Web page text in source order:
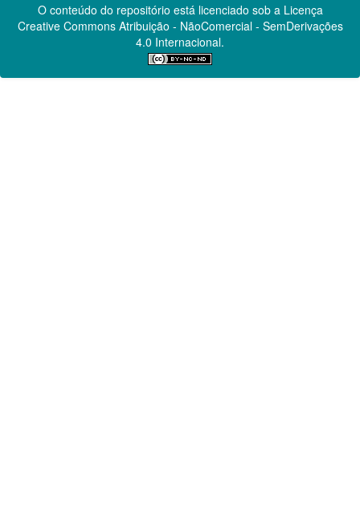
O conteúdo do repositório está licenciado sob a Licença
Creative CommonsAtribuição - NãoComercial - SemDerivações
4.0 Internacional.